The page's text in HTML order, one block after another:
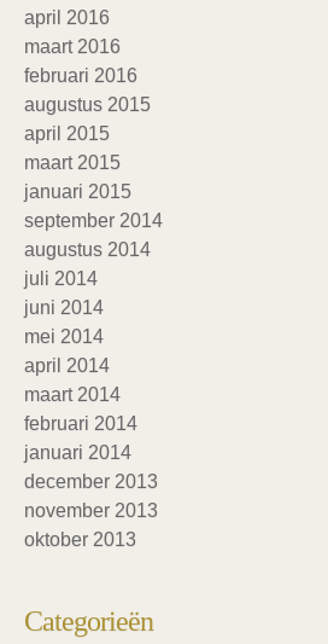
april 2016
maart 2016
februari 2016
augustus 2015
april 2015
maart 2015
januari 2015
september 2014
augustus 2014
juli 2014
juni 2014
mei 2014
april 2014
maart 2014
februari 2014
januari 2014
december 2013
november 2013
oktober 2013
Categorieën